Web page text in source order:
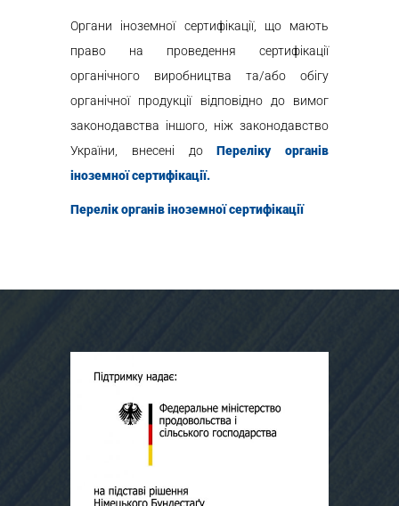
Органи іноземної сертифікації, що мають
право на проведення сертифікації
органічного виробництва та/або обігу
органічної продукції відповідно до вимог
законодавства іншого, ніж законодавство
України, внесені доПереліку органів
іноземної сертифікації.
Перелік органів іноземної сертифікації